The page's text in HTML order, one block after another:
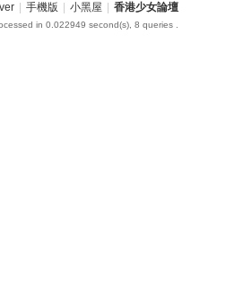
手機版 小黑屋 香港少女論壇
in 0.022949 second(s), 8 queries .